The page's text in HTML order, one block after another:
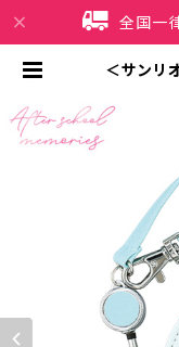
全国一
＜サンリ
13-D |